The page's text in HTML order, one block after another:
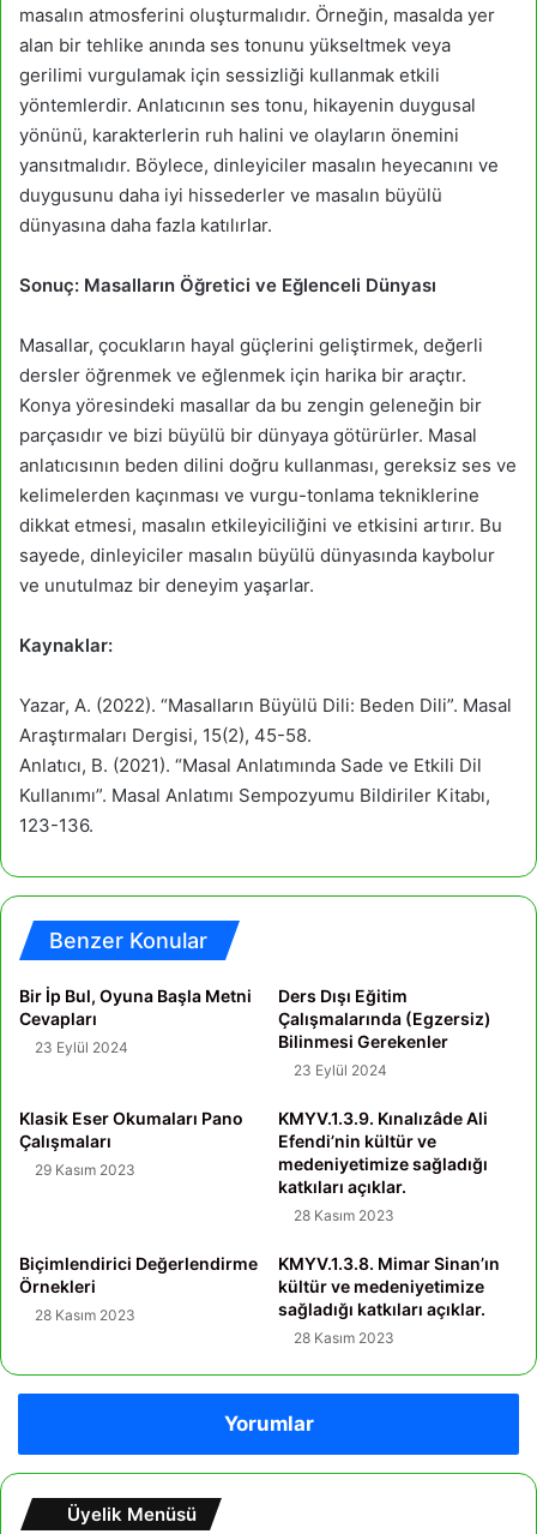
masalın atmosferini oluşturmalıdır. Örneğin, masalda yer
alan bir tehlike anında ses tonunu yükseltmek veya
gerilimi vurgulamak için sessizliği kullanmak etkili
yöntemlerdir. Anlatıcının ses tonu, hikayenin duygusal
yönünü, karakterlerin ruh halini ve olayların önemini
yansıtmalıdır. Böylece, dinleyiciler masalın heyecanını ve
duygusunu daha iyi hissederler ve masalın büyülü
dünyasına daha fazla katılırlar.
Sonuç: Masalların Öğretici ve Eğlenceli Dünyası
Masallar, çocukların hayal güçlerini geliştirmek, değerli
dersler öğrenmek ve eğlenmek için harika bir araçtır.
Konya yöresindeki masallar da bu zengin geleneğin bir
parçasıdır ve bizi büyülü bir dünyaya götürürler. Masal
anlatıcısının beden dilini doğru kullanması, gereksiz ses ve
kelimelerden kaçınması ve vurgu-tonlama tekniklerine
dikkat etmesi, masalın etkileyiciliğini ve etkisini artırır. Bu
sayede, dinleyiciler masalın büyülü dünyasında kaybolur
ve unutulmaz bir deneyim yaşarlar.
Kaynaklar:
Yazar, A. (2022). “Masalların Büyülü Dili: Beden Dili”. Masal
Araştırmaları Dergisi, 15(2), 45-58.
Anlatıcı, B. (2021). “Masal Anlatımında Sade ve Etkili Dil
Kullanımı”. Masal Anlatımı Sempozyumu Bildiriler Kitabı,
123-136.
Benzer Konular
Bir İp Bul, Oyuna Başla Metni
Cevapları
23 Eylül 2024
Ders Dışı Eğitim
Çalışmalarında (Egzersiz)
Bilinmesi Gerekenler
23 Eylül 2024
Klasik Eser Okumaları Pano
Çalışmaları
29 Kasım 2023
KMYV.1.3.9. Kınalızâde Ali
Efendi’nin kültür ve
medeniyetimize sağladığı
katkıları açıklar.
28 Kasım 2023
Biçimlendirici Değerlendirme
Örnekleri
28 Kasım 2023
KMYV.1.3.8. Mimar Sinan’ın
kültür ve medeniyetimize
sağladığı katkıları açıklar.
28 Kasım 2023
Yorumlar
Üyelik Menüsü